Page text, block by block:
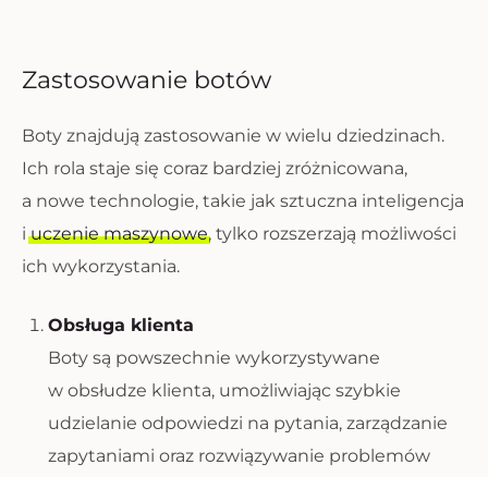
Zastosowanie botów
Boty znajdują zastosowanie w wielu dziedzinach.
Ich rola staje się coraz bardziej zróżnicowana,
a nowe technologie, takie jak sztuczna inteligencja
iuczenie maszynowe, tylko rozszerzają możliwości
ich wykorzystania.
Obsługa klienta
Boty są powszechnie wykorzystywane
w obsłudze klienta, umożliwiając szybkie
udzielanie odpowiedzi na pytania, zarządzanie
zapytaniami oraz rozwiązywanie problemów